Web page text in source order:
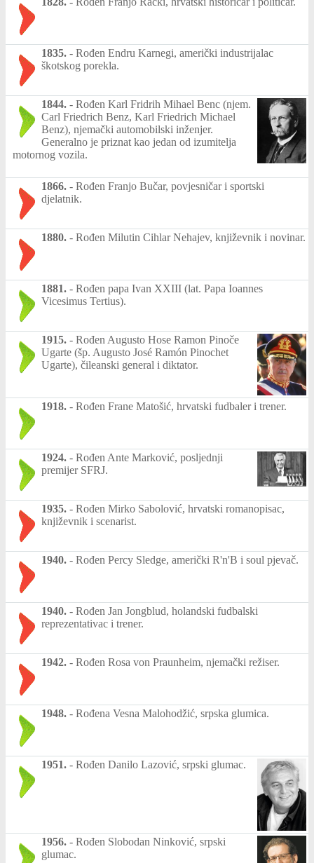
1835. - Rođen Endru Karnegi, američki industrijalac
škotskog porekla.
1844. - Rođen Karl Fridrih Mihael Benc (njem.
Carl Friedrich Benz, Karl Friedrich Michael
Benz), njemački automobilski inženjer.
Generalno je priznat kao jedan od izumitelja
motornog vozila.
1866. - Rođen Franjo Bučar, povjesničar i sportski
djelatnik.
1880. - Rođen Milutin Cihlar Nehajev, književnik i novinar.
1881. - Rođen papa Ivan XXIII (lat. Papa Ioannes
Vicesimus Tertius).
1915. - Rođen Augusto Hose Ramon Pinoče
Ugarte (šp. Augusto José Ramón Pinochet
Ugarte), čileanski general i diktator.
1918. - Rođen Frane Matošić, hrvatski fudbaler i trener.
1924. - Rođen Ante Marković, posljednji
premijer SFRJ.
1935. - Rođen Mirko Sabolović, hrvatski romanopisac,
književnik i scenarist.
1940. - Rođen Percy Sledge, američki R'n'B i soul pjevač.
1940. - Rođen Jan Jongblud, holandski fudbalski
reprezentativac i trener.
1942. - Rođen Rosa von Praunheim, njemački režiser.
1948. - Rođena Vesna Malohodžić, srpska glumica.
1951. - Rođen Danilo Lazović, srpski glumac.
1956. - Rođen Slobodan Ninković, srpski
glumac.